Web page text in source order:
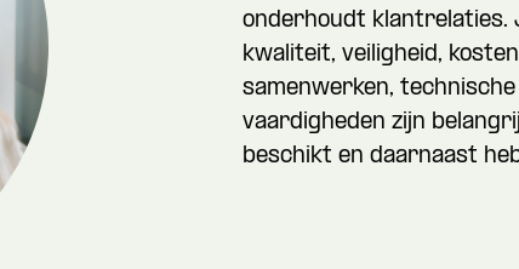
onderhoudt klantrelaties.
kwaliteit, veiligheid,
samenwerken,
vaardigheden zijn
beschikt en daarnaast